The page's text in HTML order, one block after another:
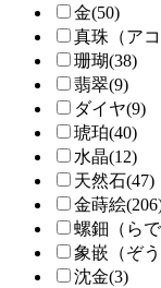
金(50)
真珠（ア
珊瑚(38)
翡翠(9)
ダイヤ(9)
琥珀(40)
水晶(12)
天然石(47)
金蒔絵
螺鈿（ら
象嵌（ぞ
沈金(3)